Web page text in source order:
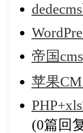
帝国cms
苹果
(0篇回